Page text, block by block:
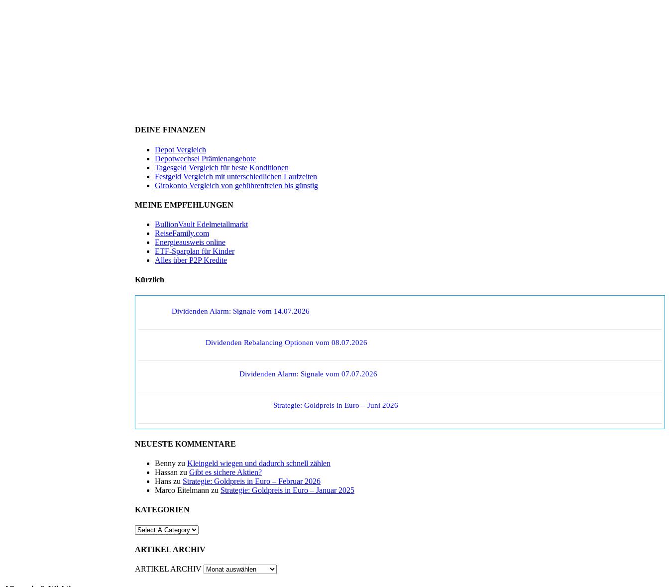
DEINE FINANZEN
Depot Vergleich
Depotwechsel Prämienangebote
Tagesgeld Vergleich für beste Konditionen
Festgeld Vergleich mit unterschiedlichen Laufzeiten
Girokonto Vergleich von gebührenfreien bis günstig
MEINE EMPFEHLUNGEN
BullionVault Edelmetallmarkt
ReiseFamily.com
Energieausweis online
ETF-Sparplan für Kinder
Alles über P2P Kredite
Kürzlich
Dividenden Alarm: Signale vom 14.07.2026
Dividenden Rebalancing Optionen vom 08.07.2026
Dividenden Alarm: Signale vom 07.07.2026
Strategie: Goldpreis in Euro – Juni 2026
NEUESTE KOMMENTARE
Benny zu Kleingeld wiegen und dadurch schnell zählen
Hassan zu Gibt es sichere Aktien?
Hans zu Strategie: Goldpreis in Euro – Februar 2026
Marco Eitelmann zu Strategie: Goldpreis in Euro – Januar 2025
KATEGORIEN
ARTIKEL ARCHIV
ARTIKEL ARCHIV